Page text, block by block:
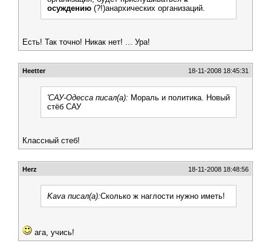
осуждению (?!)анархических организаций.
Есть! Так точно! Никак нет! ... Ура!
Heetter 18-11-2008 18:45:31
'САУ-Одесса писал(а): Мораль и политика. Новый
стёб САУ
Классный стеб!
Herz 18-11-2008 18:48:56
Kava писал(а):Сколько ж наглости нужно иметь!
ага, учись!